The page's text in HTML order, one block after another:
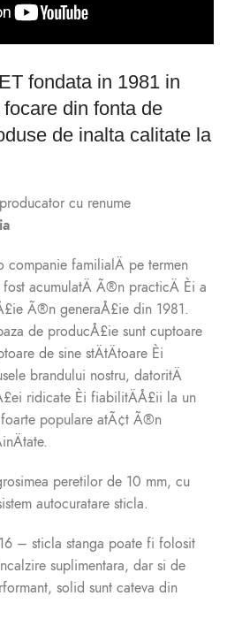
fondata in 1981 in
focare din fonta de
de inalta calitate la
producator cu renume
companie familialÄ pe termen
acumulatÄ Ã®n practicÄ Èi a
Ã®n generaÅ£ie din 1981.
de producÅ£ie sunt cuptoare
de sine stÄtÄtoare Èi
brandului nostru, datoritÄ
ridicate Èi fiabilitÄÅ£ii la un
foarte populare atÃ¢t Ã®n
peretilor de 10 mm, cu
autocuratare sticla.
– sticla stanga poate fi folosit
suplimentara, dar si de
solid sunt cateva din